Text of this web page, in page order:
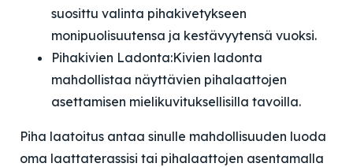
suosittu valinta pihakivetykseen
monipuolisuutensa ja kestävyytensä vuoksi.
Pihakivien Ladonta:Kivien ladonta
mahdollistaa näyttävien pihalaattojen
asettamisen mielikuvituksellisilla tavoilla.
Piha laatoitus antaa sinulle mahdollisuuden luoda
oma laattaterassisi tai pihalaattojen asentamalla